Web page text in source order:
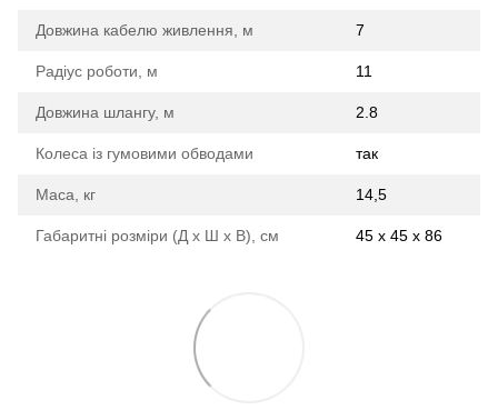
Довжина кабелю живлення, м 7
Радіус роботи, м 11
Довжина шлангу, м 2.8
Колеса із гумовими обводами так
Маса, кг 14,5
Габаритні розміри (Д х Ш х В), см 45 x 45 x 86